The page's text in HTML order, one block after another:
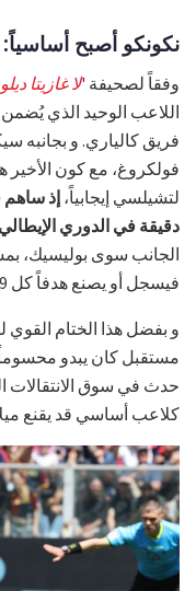
نكونكو أصبح أساسياً:
وفقاً لصحيفة 'لا غازيتا
اللاعب الوحيد الذي يُضمن
فريق كالياري. و بجانبه
فولكروغ، مع كون الأخير
لتشيلسي إيجابياً،
دقيقة في الدوري
فيسجل أو يصنع هدفاً كل 149 دقيقة، وفقاً لما كتبته
و بفضل هذا الختام
مستقبل كان يبدو محسوماً
حدث في سوق الانتقالات
كلاعب أساسي قد يقنع